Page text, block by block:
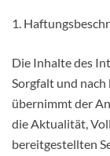
1.
Die Inhalte des
Sorgfalt und
übernimmt der
die Aktualität,
bereitgestellten